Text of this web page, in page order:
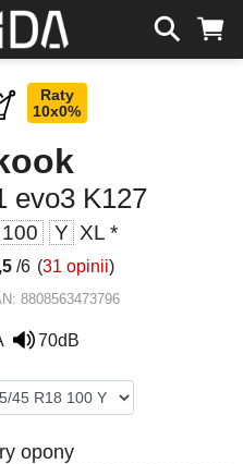
Raty
10x0%
evo3 K127
100 Y XL *
/6 (31 opinii)
8808563473796
70dB
opony